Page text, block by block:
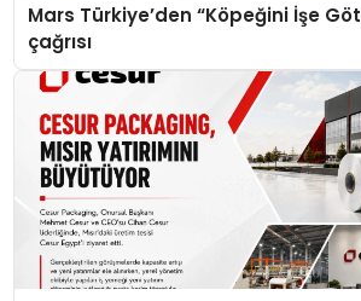
Mars Türkiye’den “Köpeğini İşe
çağrısı